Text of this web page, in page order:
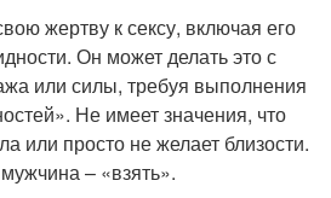
жертву к сексу, включая его
Он может делать это с
или силы, требуя выполнения
Не имеет значения, что
или просто не желает близости.
– «взять».